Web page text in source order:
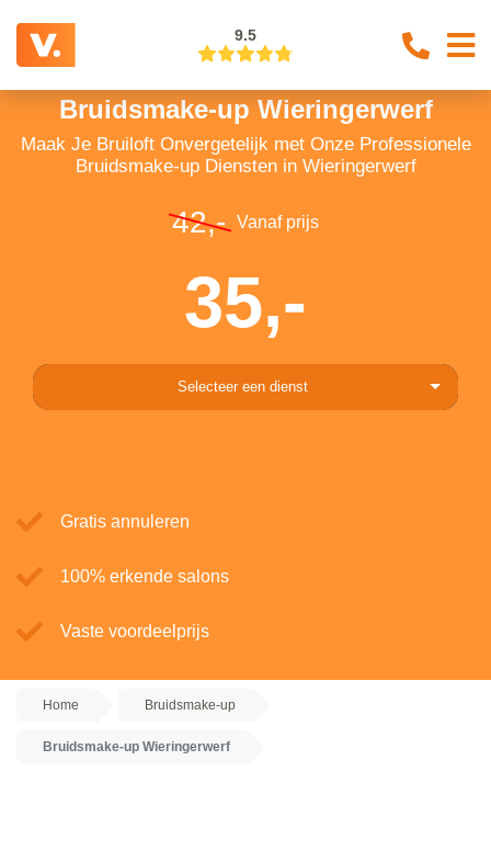
9.5
Bruidsmake-up Wieringerwerf
Maak Je Bruiloft Onvergetelijk met Onze Professionele
Bruidsmake-up Diensten in Wieringerwerf
42,- Vanaf prijs
35,-
Selecteer een dienst
Gratis annuleren
100% erkende salons
Vaste voordeelprijs
Home Bruidsmake-up
Bruidsmake-up Wieringerwerf